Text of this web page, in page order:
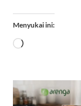
Menyukai ini:
Memuat...